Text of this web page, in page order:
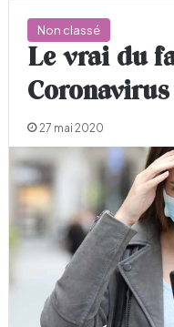
Non classé
Le vrai du
27 mai 2020